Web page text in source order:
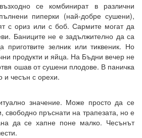
се комбинират в различни
пиперки (най-добре сушени),
с ориз или с боб. Сармите могат да
Баниците не е задължително да са
зелник или тиквеник. Но
продукти и яйца. На Бъдни вечер не
ошав от сушени плодове. В паничка
и чесън с орехи.
значение. Може просто да се
свободно пръснати на трапезата, но е
да се хапне поне малко. Чесънът